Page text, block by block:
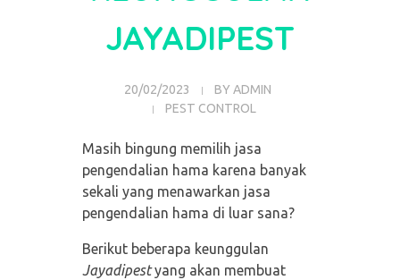
JAYADIPEST
20/02/2023 BY ADMIN
PEST CONTROL
Masih bingung memilih jasa
pengendalian hama karena banyak
sekali yang menawarkan jasa
pengendalian hama di luar sana?
Berikut beberapa keunggulan
Jayadipestyang akan membuat